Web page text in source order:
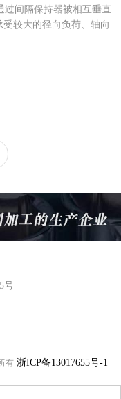
间隔保持器被相互垂直
较大的径向负荷、轴向
号
有 浙ICP备13017655号-1